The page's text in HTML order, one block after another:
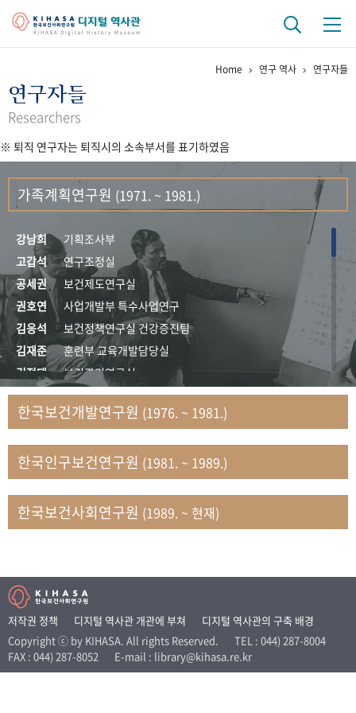
걸어온 길 기관 변천사
연구 역사
정책과 연구 키워드로 보는 연구 역사
연구자들
간행물 변천사
기록물 아카이브
사진 아카이브 문서 기록물 행정박물 영상 기록물
50+1주년 기념
성과 50선 숫자로 보는 50년
세계와 함께 한 KIHASA
VR 역사관
Home 연구 역사 연구자들
연구자들
Researchers
※ 퇴직 연구자는 퇴직시의 소속부서를 표기하였음
가족계획연구원 (1971. ~ 1981.)
강남희
기획조사부
고갑석
연구조정실
공세권
보건제도연구실
권호연
사업개발부 특수사업연구
김응석
보건정책연구실 건강증진팀
김재준
훈련부 교육개발담당실
김정태
보건관리연구실
김지자
연구부 사회개발담당실
김태룡
조사평가부 연구과
문현상
가족복지연구실 인구가족연구팀
박인화
보건정책연구실
박재빈
연구부 인구역학담당실
변종화
보건정책연구실 건강증진팀
송건용
보건정책연구실
송태민
정보통계연구실 빅데이터연구센터
신희설
사업개발부 국제협력연구실
이규식
의료보험연구실
이문기
훈련부
한국보건개발연구원 (1976. ~ 1981.)
한국인구보건연구원 (1981. ~ 1989.)
한국보건사회연구원 (1989. ~ 현재)
저작권 정책 디지털 역사관 개관에 부쳐
디지털 역사관의 구축 배경
Copyright ⓒ by KIHASA. All rights Reserved.
TEL : 044) 287-8004
FAX : 044) 287-8052
E-mail : library@kihasa.re.kr